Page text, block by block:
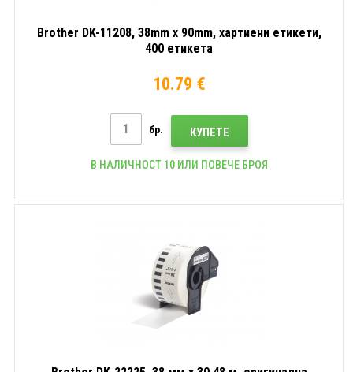
Brother DK-11208, 38mm x 90mm, хартиени етикети,
400 етикета
10.79 €
бр. КУПЕТЕ
В НАЛИЧНОСТ 10 ИЛИ ПОВЕЧЕ БРОЯ